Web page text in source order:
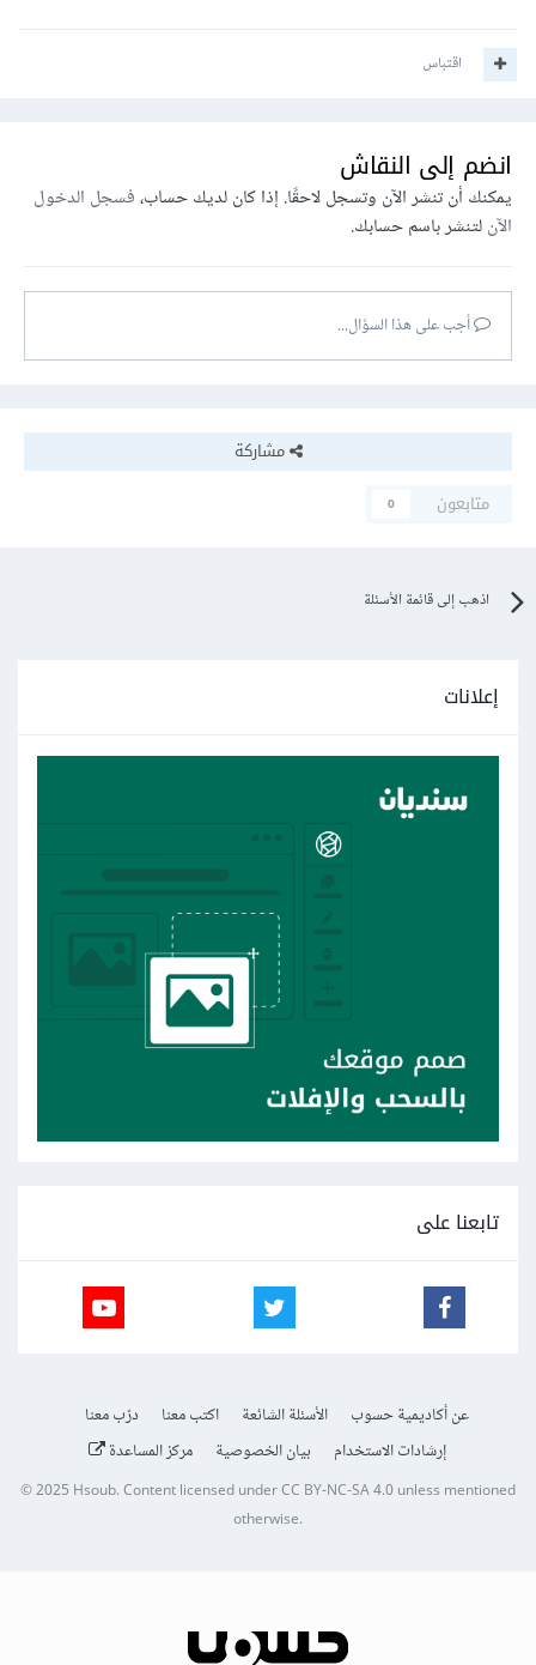
اقتباس
انضم إلى النقاش
يمكنك أن تنشر الآن وتسجل لاحقًا. إذا كان لديك حساب،فسجل الدخول
الآنلتنشر باسم حسابك.
أجب على هذا السؤال...
مشاركة
متابعون
0
اذهب إلى قائمة الأسئلة
إعلانات
تابعنا على
عن أكاديمية حسوب الأسئلة الشائعة اكتب معنا
درّب معنا
إرشادات الاستخدام
بيان الخصوصية مركز المساعدة
© 2025Hsoub.Content licensed underCC BY-NC-SA 4.0unless mentioned
otherwise.